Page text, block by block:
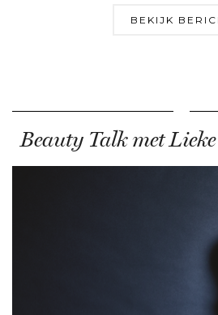
BEKIJK
Beauty Talk met